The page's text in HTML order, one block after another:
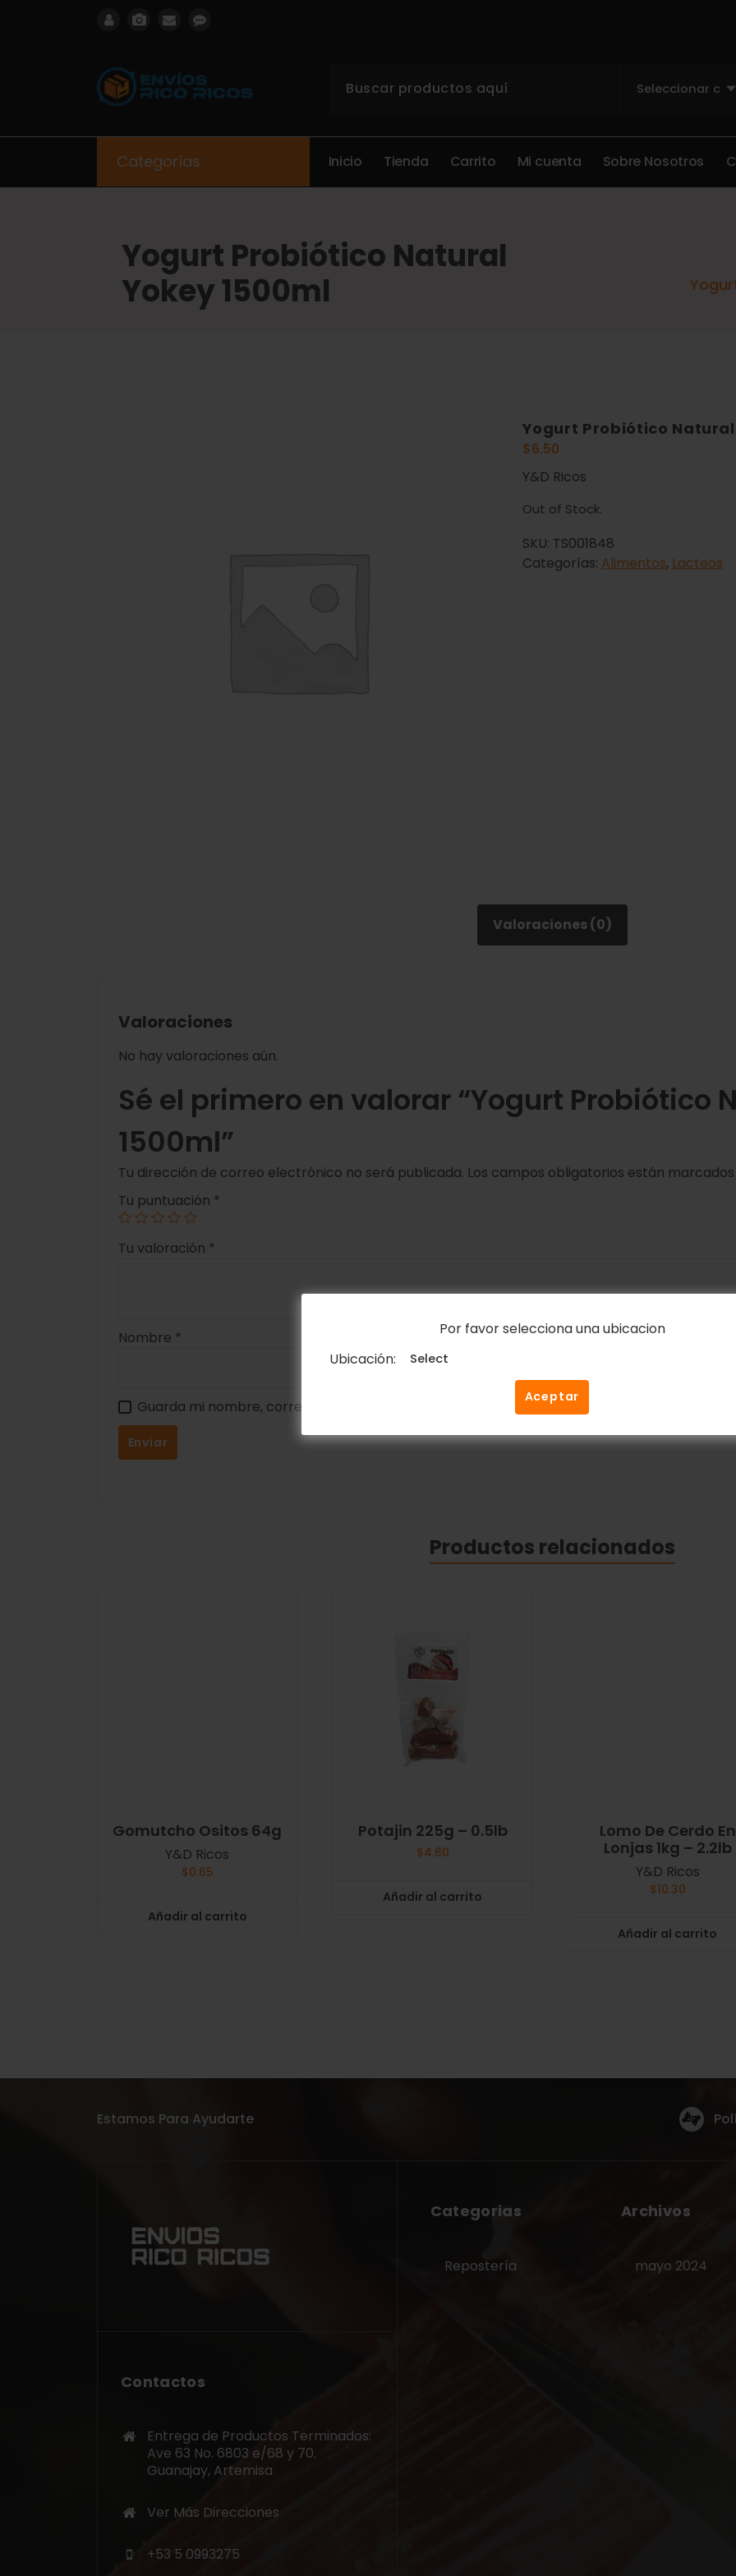
Por favor selecciona una ubicacion
Ubicación:
Aceptar
Categorías Inicio Tienda Carrito Mi cuenta Sobre Nosotros C
Yogurt Probiótico Natural
Yokey 1500ml
Yogurt Probiótico Natural
$6.50
Y&D Ricos
Out of Stock.
SKU: TS001848
Categorías: Alimentos, Lacteos
Valoraciones (0)
Valoraciones
No hay valoraciones aún.
Sé el primero en valorar “Yogurt Probiótico
1500ml”
Tu dirección de correo electrónico no será publicada. Los campos obligatorios están
Tu puntuación *
Tu valoración *
Nombre * Correo electrónico
Guarda mi nombre, correo electrónico y web en este navegador para la próxima vez que
Productos relacionados
Gomutcho Ositos 64g
Y&D Ricos
$0.65
Añadir al carrito
Potajin 225g – 0.5lb
$4.60
Añadir al carrito
Lomo De Cerdo En
Lonjas 1kg – 2.2lb
Y&D Ricos
$10.30
Añadir al carrito
Estamos Para Ayudarte
Contactos
Entrega de Productos Terminados:
Ave 63 No. 6803 e/68 y 70.
Guanajay, Artemisa
Ver Más Direcciones
+53 5 0993275
Categorias
Repostería
Archivos
mayo 2024